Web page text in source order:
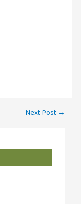
Next Post →